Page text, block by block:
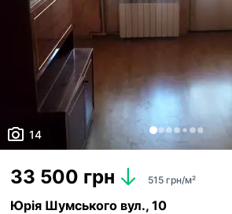
14
33 500 грн 515 грн/м²
Юрія Шумського вул., 10